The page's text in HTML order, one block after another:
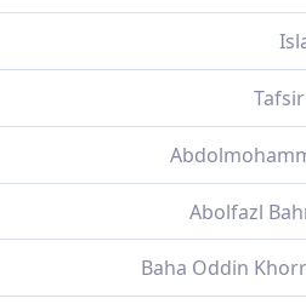
او [پس از مرگ] تواناست.
Please check ayah 86:17
او تواناست
آن تواناست